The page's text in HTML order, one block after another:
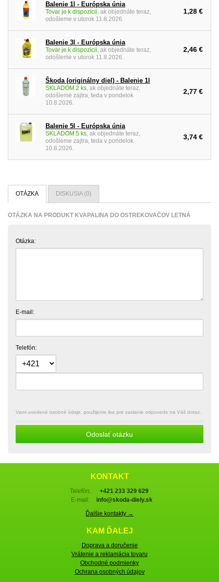
Balenie 1l - Európska únia
Tovar je k dispozícii , ak objednáte teraz,
odošleme v utorok 11.8.2026.
1,28 €
Balenie 3l - Európska únia
Tovar je k dispozícii , ak objednáte teraz,
odošleme v utorok 11.8.2026.
2,46 €
Škoda (originálny diel) - Balenie 1l
SKLADOM 2 ks , ak objednáte teraz,
odošleme zajtra, teda v pondelok
10.8.2026.
2,77 €
Balenie 5l - Európska únia
SKLADOM 5 ks , ak objednáte teraz,
odošleme zajtra, teda v pondelok
10.8.2026.
3,74 €
OTÁZKA DISKUSIA (0)
OTÁZKA NA PRODUKT KVAPALINA DO OSTREKOVAČOV LETNÁ
Otázka:
E-mail:
Telefón:
Vami uvedené osobné údaje, použijeme iba pre zaslanie odpovede na Váš dotaz.
Odoslať otázku
KONTAKT
Telefón:
+421 233 329 629
E-mail:
info@skoda-diely.sk
Ďalšie kontakty →
KAM ĎALEJ
Doprava a doručenie
Vrátenie a reklamácia tovaru
Obchodné podmienky
Ochrana osobných údajov